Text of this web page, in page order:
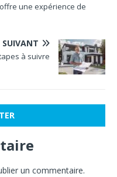
une expérience de
SUIVANT
à suivre
un commentaire.